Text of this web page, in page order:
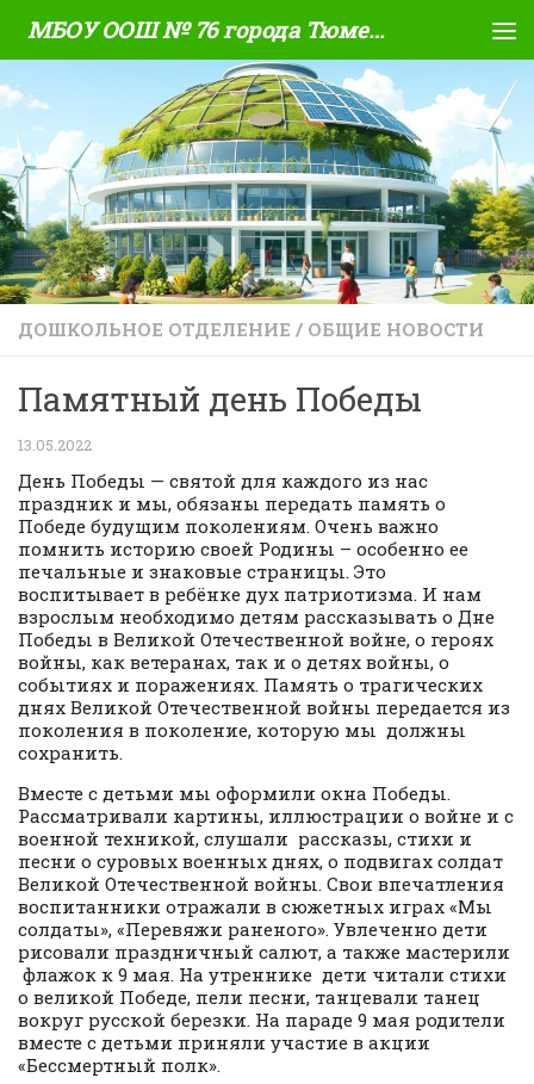
Skip to content МБОУ ООШ № 76 города Тюмени
ДОШКОЛЬНОЕ ОТДЕЛЕНИЕ / ОБЩИЕ НОВОСТИ
Памятный день Победы
13.05.2022
День Победы — святой для каждого из нас
праздник и мы, обязаны передать память о
Победе будущим поколениям. Очень важно
помнить историю своей Родины – особенно ее
печальные и знаковые страницы. Это
воспитывает в ребёнке дух патриотизма. И нам
взрослым необходимо детям рассказывать о Дне
Победы в Великой Отечественной войне, о героях
войны, как ветеранах, так и о детях войны, о
событиях и поражениях. Память о трагических
днях Великой Отечественной войны передается из
поколения в поколение, которую мы должны
сохранить.
Вместе с детьми мы оформили окна Победы.
Рассматривали картины, иллюстрации о войне и с
военной техникой, слушали рассказы, стихи и
песни о суровых военных днях, о подвигах солдат
Великой Отечественной войны. Свои впечатления
воспитанники отражали в сюжетных играх «Мы
солдаты», «Перевяжи раненого». Увлеченно дети
рисовали праздничный салют, а также мастерили
флажок к 9 мая. На утреннике дети читали стихи
о великой Победе, пели песни, танцевали танец
вокруг русской березки. На параде 9 мая родители
вместе с детьми приняли участие в акции
«Бессмертный полк».